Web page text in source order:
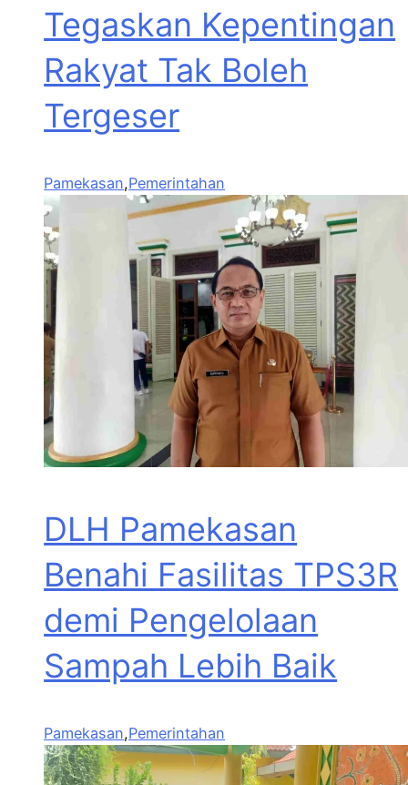
Tegaskan Kepentingan
Rakyat Tak Boleh
Tergeser
Pamekasan,Pemerintahan
DLH Pamekasan
Benahi Fasilitas TPS3R
demi Pengelolaan
Sampah Lebih Baik
Pamekasan,Pemerintahan